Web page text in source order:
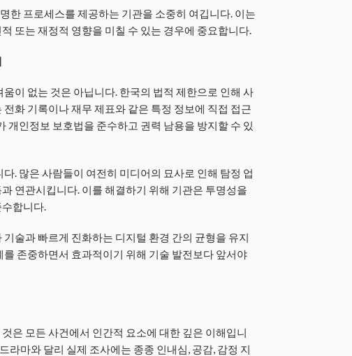
한 프로세스를 제공하는 기관을 소중히 여깁니다. 이는
또는 재정적 영향을 미칠 수 있는 경우에 중요합니다.
이 없는 것은 아닙니다. 한국의 법적 제한으로 인해 사
화 기록이나 재무 제표와 같은 특정 정보에 직접 접근
개인정보 보호법을 준수하고 권력 남용을 방지할 수 있
. 많은 사람들이 여전히 미디어의 묘사로 인해 탐정 업
연관시킵니다. 이를 해결하기 위해 기관은 투명성을
합니다.
술과 빠르게 진화하는 디지털 환경 간의 균형을 유지
존중하면서 효과적이기 위해 기술 발전보다 앞서야
은 모든 사건에서 인간적 요소에 대한 깊은 이해입니
라마와 달리 실제 조사에는 종종 인내심, 공감, 감정 지